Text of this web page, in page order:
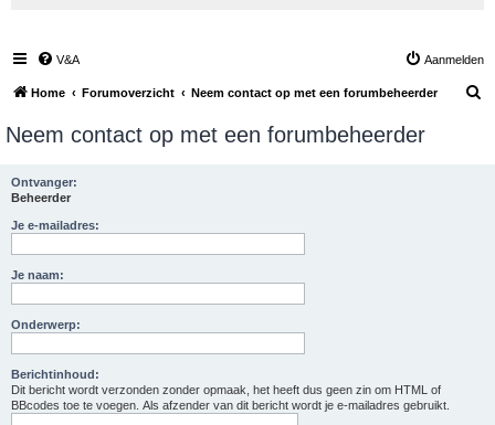
V&A Aanmelden
Home Forumoverzicht Neem contact op met een forumbeheerder
Neem contact op met een forumbeheerder
Ontvanger:
Beheerder
Je e-mailadres:
Je naam:
Onderwerp:
Berichtinhoud:
Dit bericht wordt verzonden zonder opmaak, het heeft dus geen zin om HTML of
BBcodes toe te voegen. Als afzender van dit bericht wordt je e-mailadres gebruikt.